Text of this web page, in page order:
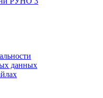
данных